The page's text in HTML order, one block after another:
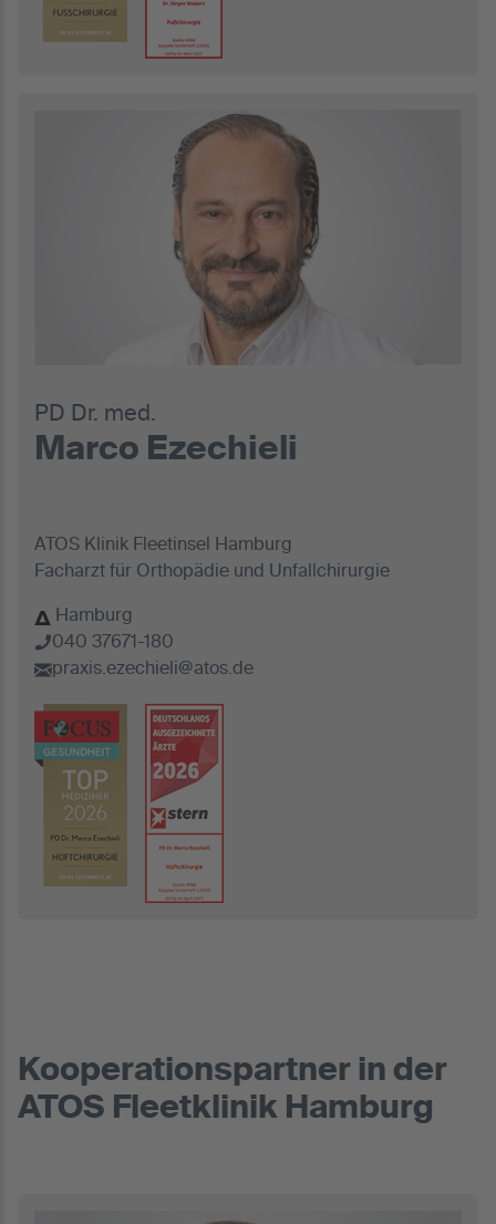
PD Dr. med.
Marco Ezechieli
ATOS Klinik Fleetinsel Hamburg
Facharzt für Orthopädie und Unfallchirurgie
Hamburg
040 37671-180
praxis.ezechieli@atos.de
Kooperationspartner in der
ATOS Fleetklinik Hamburg